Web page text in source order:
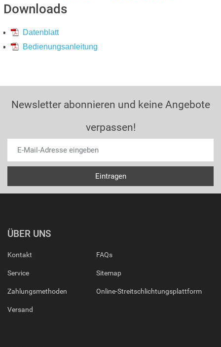
Downloads
Datenblatt
Bedienungsanleitung
Newsletter abonnieren und keine Angebote
verpassen!
ÜBER UNS
Kontakt
Service
Zahlungsmethoden
Versand
FAQs
Sitemap
Online-Streitschlichtungsplattform